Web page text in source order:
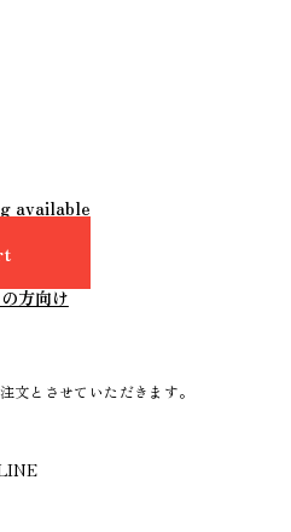
available
方向け
とさせていただきます。